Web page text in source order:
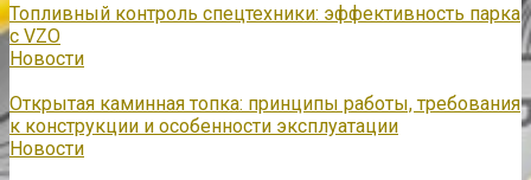
Топливный контроль спецтехники: эффективность парка
с VZO
Новости
Открытая каминная топка: принципы работы, требования
к конструкции и особенности эксплуатации
Новости